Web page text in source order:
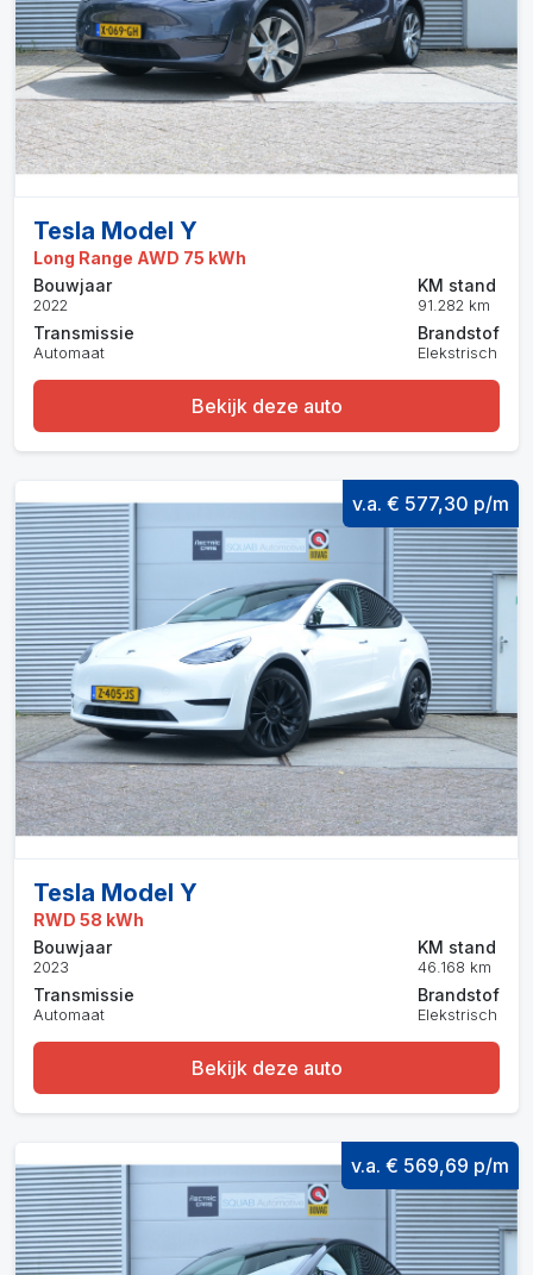
Tesla Model Y
Long Range AWD 75 kWh
Bouwjaar
2022
Transmissie
Automaat
KM stand
91.282 km
Brandstof
Elekstrisch
Bekijk deze auto
v.a. € 577,30 p/m
Tesla Model Y
RWD 58 kWh
Bouwjaar
2023
Transmissie
Automaat
KM stand
46.168 km
Brandstof
Elekstrisch
Bekijk deze auto
v.a. € 569,69 p/m